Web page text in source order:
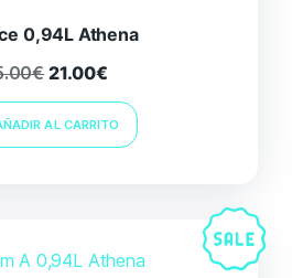
0,94L Athena
€ 21.00€
AL CARRITO